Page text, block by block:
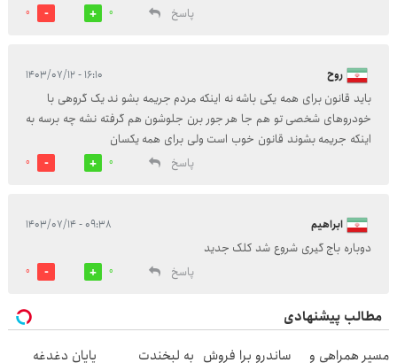
پاسخ
0
0
روح ۱۶:۱۰ - ۱۴۰۳/۰۷/۱۲
باید قانون برای همه یکی باشه نه اینکه مردم جریمه بشو ند یک گروهی با
خودروهای شخصی تو هم جا هر جور برن جلوشون هم گرفته نشه چه برسه به
اینکه جریمه بشوند قانون خوب است ولی برای همه یکسان
پاسخ
0
0
ابراهیم ۰۹:۳۸ - ۱۴۰۳/۰۷/۱۴
دوباره باج گیری شروع شد کلک جدید
پاسخ
0
0
مطالب پیشنهادی
مسیر همراهی و
ساندرو برا فروش به لبخندت
پایان دغدغه